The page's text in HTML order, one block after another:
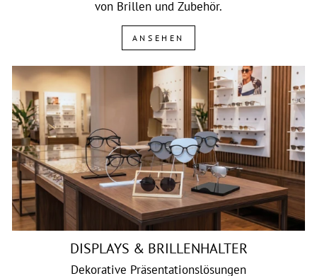
von Brillen und Zubehör.
ANSEHEN
DISPLAYS & BRILLENHALTER
Dekorative Präsentationslösungen